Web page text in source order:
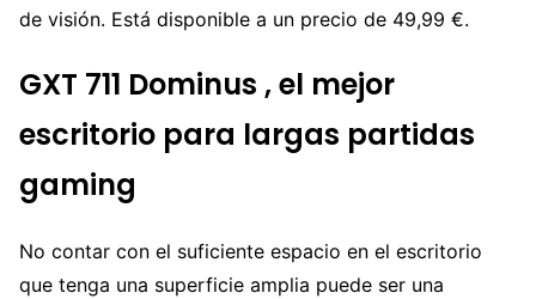
de visión. Está disponible a un precio de 49,99 €.
GXT 711 Dominus , el mejor
escritorio para largas partidas
gaming
No contar con el suficiente espacio en el escritorio
que tenga una superficie amplia puede ser una